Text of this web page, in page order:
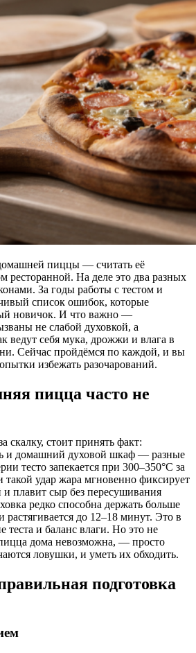
пиццы — считать её
ресторанной. На деле это два разных
За годы работы с тестом и
список ошибок, которые
новичок. И что важно —
не слабой духовкой, а
ведут себя мука, дрожжи и влага в
Сейчас пройдёмся по каждой, и вы
избежать разочарований.
пицца часто не
скалку, стоит принять факт:
и домашний духовой шкаф — разные
тесто запекается при 300–350°C за
удар жара мгновенно фиксирует
и плавит сыр без пересушивания
редко способна держать больше
растягивается до 12–18 минут. Это в
теста и баланс влаги. Но это не
дома невозможна, — просто
ловушки, и уметь их обходить.
подготовка